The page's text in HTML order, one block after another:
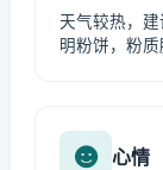
天气较热，
明粉饼，粉质
心情